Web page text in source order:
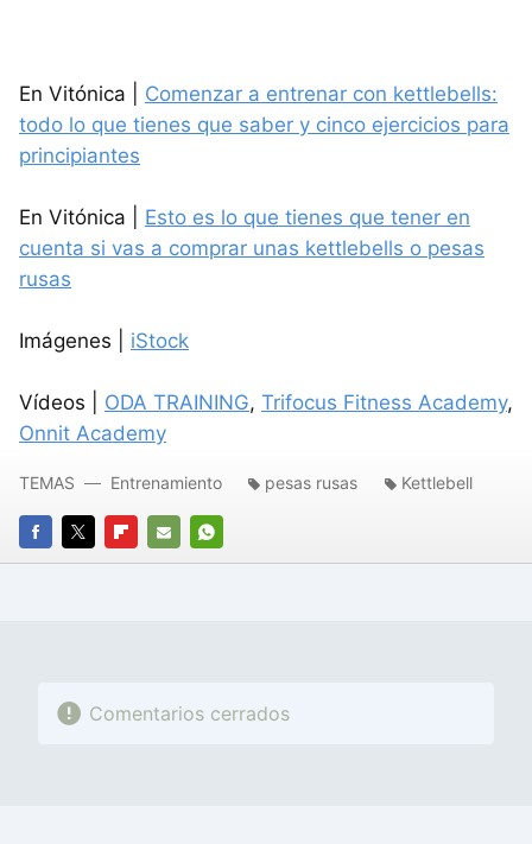
En Vitónica | Comenzar a entrenar con kettlebells:
todo lo que tienes que saber y cinco ejercicios para
principiantes
En Vitónica | Esto es lo que tienes que tener en
cuenta si vas a comprar unas kettlebells o pesas
rusas
Imágenes | iStock
Vídeos | ODA TRAINING, Trifocus Fitness Academy,
Onnit Academy
FACEBOOK
TWITTERFLIPBOARD
E-
WHATSAPP
TEMAS Entrenamiento pesas rusas Kettlebell
Comentarios cerrados